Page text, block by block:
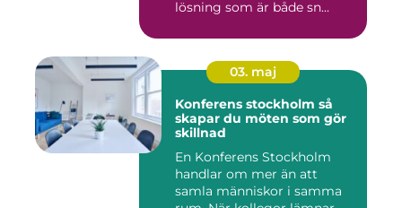
lösning som är både sn...
03. maj
Konferens stockholm så
skapar du möten som gör
skillnad
En Konferens Stockholm
handlar om mer än att
samla människor i samma